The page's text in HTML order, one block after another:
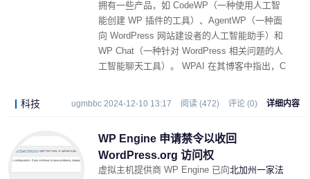
拥有一些产品，如 CodeWP（一种使用人工智
能创建 WP 插件的工具）、AgentWP（一种面
向 WordPress 网站建设者的人工智能助手）和
WP Chat（一种针对 WordPress 相关问题的人
工智能聊天工具）。 WPAI 在其博客中指出，C
最终将整合到 Automattic 的产品中。
科技 ugmbbc 2024-12-10 13:17 阅读 (472) 评论 (0) 详细内容
WP Engine 申请禁令以收回
WordPress.org 访问权
虚拟主机提供商 WP Engine 已向北加州一家法